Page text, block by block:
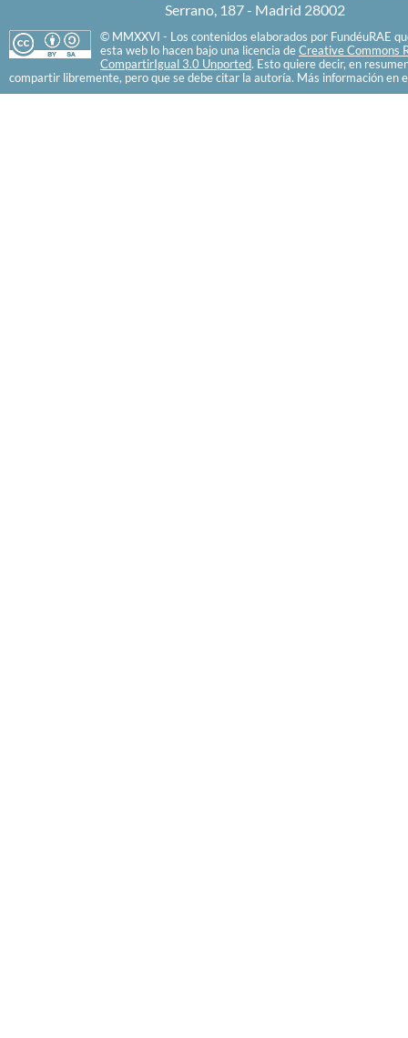
Serrano, 187 - Madrid 28002
© MMXXVI - Los contenidos elaborados por FundéuRAE
esta web lo hacen bajo una licencia de Creative Commons
CompartirIgual 3.0 Unported. Esto quiere decir, en
compartir libremente, pero que se debe citar la autoría. Más información en